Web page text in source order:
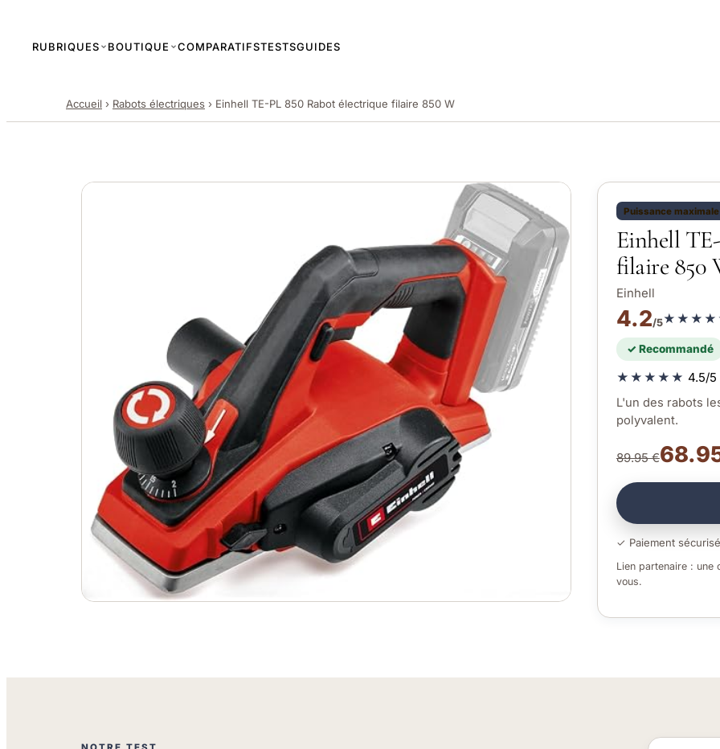
RUBRIQUES BOUTIQUE COMPARATIFSTESTSGUIDES
Accueil › Rabots électriques › Einhell TE-PL 850 Rabot électrique filaire 850 W
Puissance maximale
Einhell
filaire 850
Einhell
4.2/5
✓ Recommandé
★★★★★ 4.5/5
L'un des rabots
polyvalent.
89.95 €
✓ Paiement sécurisé
Lien partenaire : une
vous.